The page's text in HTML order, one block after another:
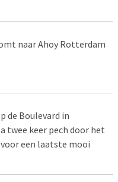
naar Ahoy Rotterdam
de Boulevard in
twee keer pech door het
een laatste mooi